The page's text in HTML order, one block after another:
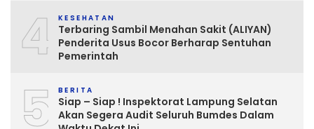
4 KESEHATAN
Terbaring Sambil Menahan Sakit (ALIYAN)
Penderita Usus Bocor Berharap Sentuhan
Pemerintah
5 BERITA
Siap – Siap ! Inspektorat Lampung Selatan
Akan Segera Audit Seluruh Bumdes Dalam